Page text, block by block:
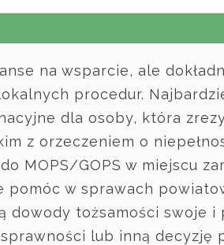
na wsparcie, ale
procedur.
dla osoby, która
z orzeczeniem o
MOPS/GOPS w miejscu
pomóc w sprawach
dowody tożsamości swoje
lub inną decyzję